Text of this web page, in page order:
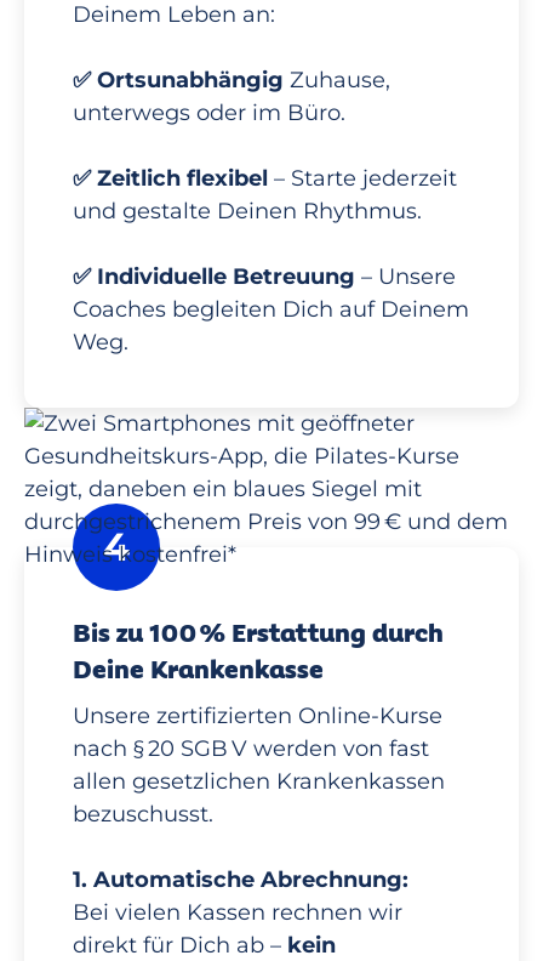
Deinem Leben an:
✅ Ortsunabhängig Zuhause,
unterwegs oder im Büro.
✅ Zeitlich flexibel – Starte jederzeit
und gestalte Deinen Rhythmus.
✅ Individuelle Betreuung – Unsere
Coaches begleiten Dich auf Deinem
Weg.
4
Bis zu 100 % Erstattung durch
Deine Krankenkasse
Unsere zertifizierten Online-Kurse
nach § 20 SGB V werden von fast
allen gesetzlichen Krankenkassen
bezuschusst.
1. Automatische Abrechnung:
Bei vielen Kassen rechnen wir
direkt für Dich ab – kein